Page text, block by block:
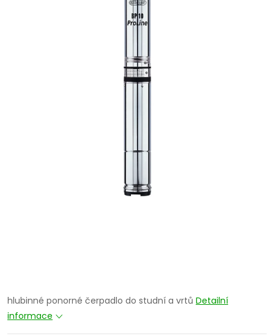
hlubinné ponorné čerpadlo do studní a vrtů Detailní
informace